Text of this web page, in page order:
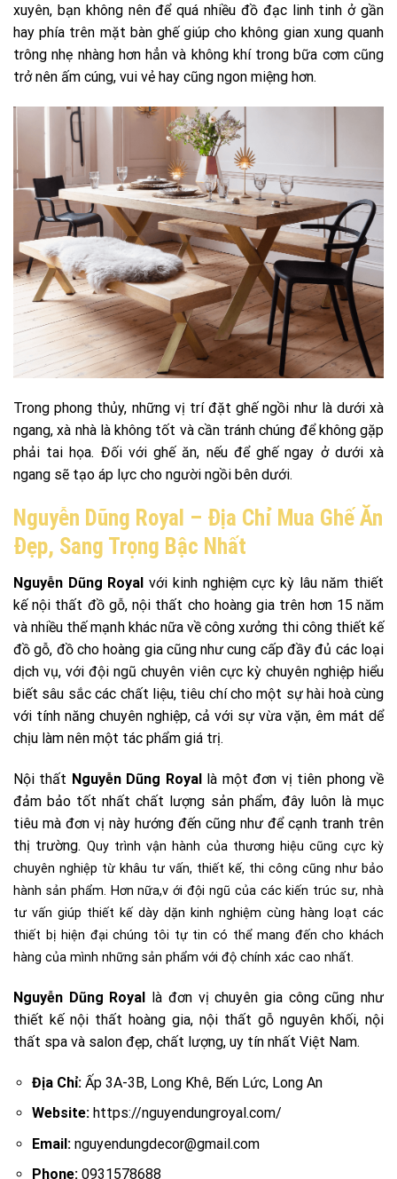
xuyên, bạn không nên để quá nhiều đồ đạc linh tinh ở gần
hay phía trên mặt bàn ghế giúp cho không gian xung quanh
trông nhẹ nhàng hơn hẳn và không khí trong bữa cơm cũng
trở nên ấm cúng, vui vẻ hay cũng ngon miệng hơn.
Trong phong thủy, những vị trí đặt ghế ngồi như là dưới xà
ngang, xà nhà là không tốt và cần tránh chúng để không gặp
phải tai họa. Đối với ghế ăn, nếu để ghế ngay ở dưới xà
ngang sẽ tạo áp lực cho người ngồi bên dưới.
Nguyễn Dũng Royal – Địa Chỉ Mua Ghế Ăn
Đẹp, Sang Trọng Bậc Nhất
Nguyễn Dũng Royalvới kinh nghiệm cực kỳ lâu năm thiết
kế nội thất đồ gỗ, nội thất cho hoàng gia trên hơn 15 năm
và nhiều thế mạnh khác nữa về công xưởng thi công thiết kế
đồ gỗ, đồ cho hoàng gia cũng như cung cấp đầy đủ các loại
dịch vụ, với đội ngũ chuyên viên cực kỳ chuyên nghiệp hiểu
biết sâu sắc các chất liệu, tiêu chí cho một sự hài hoà cùng
với tính năng chuyên nghiệp, cả với sự vừa vặn, êm mát dể
chịu làm nên một tác phẩm giá trị.
Nội thất Nguyễn Dũng Royallà một đơn vị tiên phong về
đảm bảo tốt nhất chất lượng sản phẩm, đây luôn là mục
tiêu mà đơn vị này hướng đến cũng như để cạnh tranh trên
thị trường. Quy trình vận hành của thương hiệu cũng cực kỳ
chuyên nghiệp từ khâu tư vấn, thiết kế, thi công cũng như bảo
hành sản phẩm. Hơn nữa,với đội ngũ của các kiến trúc sư, nhà
tư vấn giúp thiết kế dày dặn kinh nghiệm cùng hàng loạt các
thiết bị hiện đại chúng tôi tự tin có thể mang đến cho khách
hàng của mình những sản phẩm với độ chính xác cao nhất.
Nguyễn Dũng Royal là đơn vị chuyên gia công cũng như
thiết kế nội thất hoàng gia, nội thất gỗ nguyên khối, nội
thất spa và salon đẹp, chất lượng, uy tín nhất Việt Nam.
Địa Chỉ:Ấp 3A-3B, Long Khê, Bến Lức, Long An
Website:https://nguyendungroyal.com/
Email:nguyendungdecor@gmail.com
Phone:0931578688